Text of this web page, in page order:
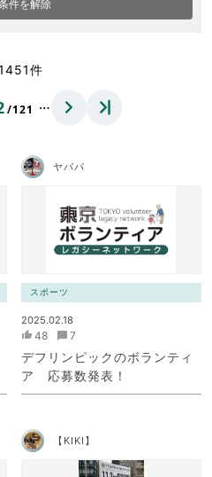
件を解除
件
/121 …
ヤパパ
スポーツ
2025.02.18
48 7
デフリンピックのボランティ
ア 応募数発表！
【KIKI】